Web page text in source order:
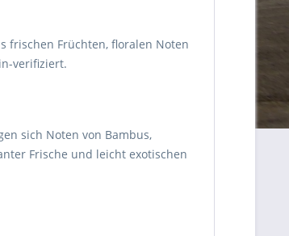
frischen Früchten, floralen Noten
verifiziert.
sich Noten von Bambus,
Frische und leicht exotischen